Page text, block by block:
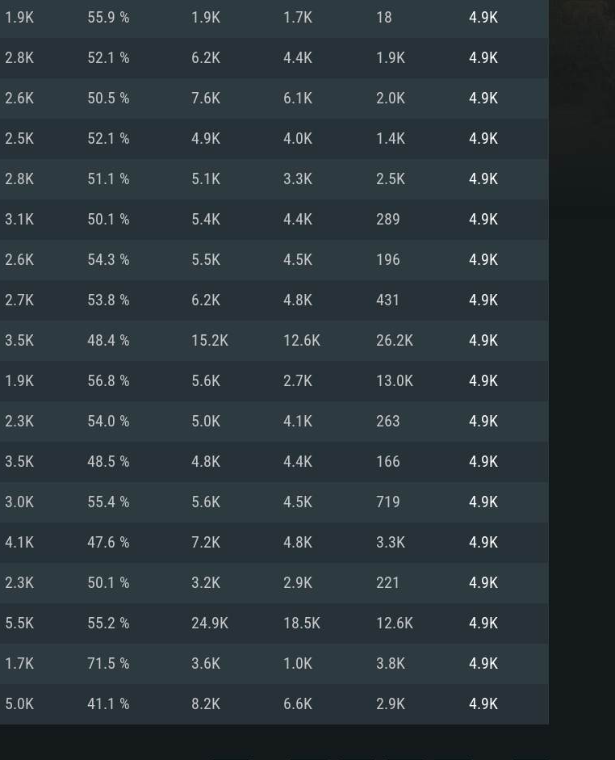
요구사항
MAC Linux
권장 사양
운영체제: Windows 10/11 (64 bit)
프로세서: Intel Core i5 또는 Ryzen 5 3600 이상
메모리: 16 GB 이상
그래픽 카드: DirectX 11 이상을 지원하는 Nvidia
지
전
권장 사양
운영체제: Mac OS Big Sur 11.0
프로세서: Core i7 (Intel Xeon 은 지원하지 않습니
상
네트워크: 브로드밴드 인터넷
여유 저장 공간: 62.2 GB (전체 클라이언트)
드라
를
도
권장 사양
운영체제: Ubuntu 20.04 64bit
프로세서: Intel Core i7
메모리: 16 GB
그래픽 카드: Vulkan 을 지원하고, 최신 그래픽 드라
와 동급의 성능을 가지며 최신 그래픽 드라이버를
지원하는 AMD RX 570 (6개월 미만; 최소사양 지원
1.9K 55.9 % 1.9K 1.7K 18 4.9K
2.8K 52.1 % 6.2K 4.4K 1.9K 4.9K
2.6K 50.5 % 7.6K 6.1K 2.0K 4.9K
2.5K 52.1 % 4.9K 4.0K 1.4K 4.9K
2.8K 51.1 % 5.1K 3.3K 2.5K 4.9K
3.1K 50.1 % 5.4K 4.4K 289 4.9K
2.6K 54.3 % 5.5K 4.5K 196 4.9K
2.7K 53.8 % 6.2K 4.8K 431 4.9K
3.5K 48.4 % 15.2K 12.6K 26.2K 4.9K
1.9K 56.8 % 5.6K 2.7K 13.0K 4.9K
2.3K 54.0 % 5.0K 4.1K 263 4.9K
3.5K 48.5 % 4.8K 4.4K 166 4.9K
3.0K 55.4 % 5.6K 4.5K 719 4.9K
4.1K 47.6 % 7.2K 4.8K 3.3K 4.9K
2.3K 50.1 % 3.2K 2.9K 221 4.9K
5.5K 55.2 % 24.9K 18.5K 12.6K 4.9K
1.7K 71.5 % 3.6K 1.0K 3.8K 4.9K
5.0K 41.1 % 8.2K 6.6K 2.9K 4.9K